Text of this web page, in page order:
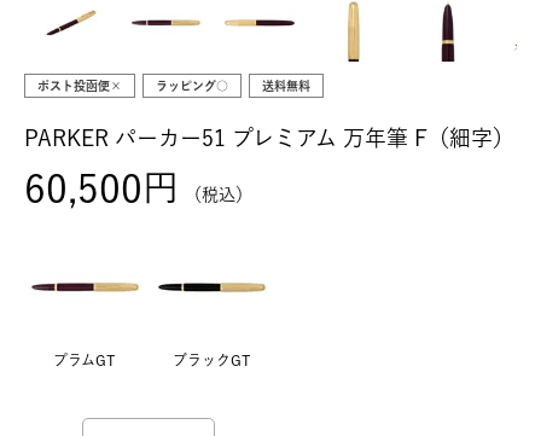
ポスト投函便× ラッピング○ 送料無料
PARKER パーカー51 プレミアム 万年筆 F（細字）
60,500 税込
プラムGT ブラックGT